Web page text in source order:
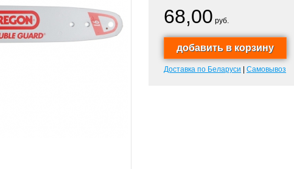
68,00 руб.
Доставка по Беларуси Самовывоз